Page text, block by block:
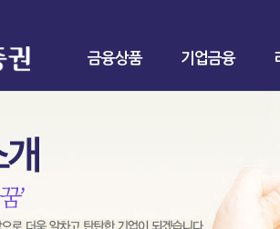
금융상품 기업금융